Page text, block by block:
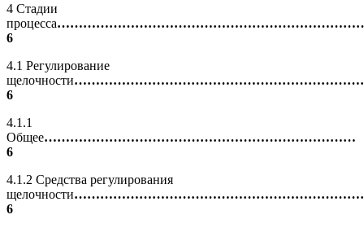
4 Стадии
процесса
6
4.1 Регулирование
щелочности
6
4.1.1
Общее………………………………………………………………
6
4.1.2 Средства регулирования
щелочности
6